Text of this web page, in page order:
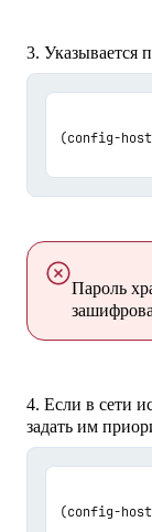
3. Указывается
(config-
Пароль
4. Если в сети
задать им
(config-